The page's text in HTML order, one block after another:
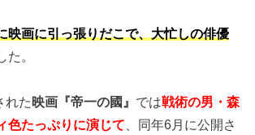
映画に引っ張りだこで、大忙しの俳優
た。
れた映画『帝一の國』 では戦術の男・森
色たっぷりに演じて 、同年6月に公開さ